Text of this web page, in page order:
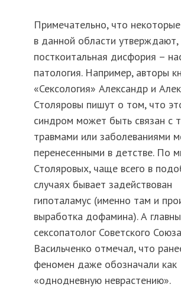
Примечательно, что
в данной области утверждают,
посткоитальная дисфория –
патология. Например, авторы
«Сексология» Александр и
Столяровы пишут о том, что
синдром может быть связан с
травмами или заболеваниями
перенесенными в детстве. По
Столяровых, чаще всего в
случаях бывает задействован
гипоталамус (именно там и
выработка дофамина). А
сексопатолог Советского
Васильченко отмечал, что
феномен даже обозначали как
«однодневную неврастению».